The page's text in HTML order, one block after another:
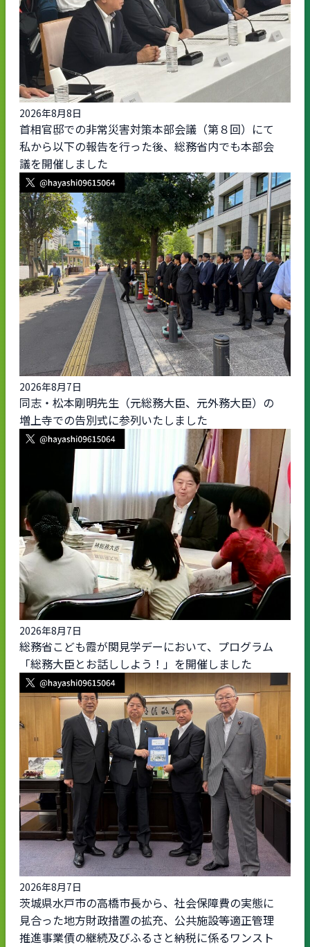
2026年8月8日
首相官邸での非常災害対策本部会議（第８回）にて
私から以下の報告を行った後、総務省内でも本部会
議を開催しました
2026年8月7日
同志・松本剛明先生（元総務大臣、元外務大臣）の
増上寺での告別式に参列いたしました
2026年8月7日
総務省こども霞が関見学デーにおいて、プログラム
「総務大臣とお話ししよう！」を開催しました
2026年8月7日
茨城県水戸市の高橋市長から、社会保障費の実態に
見合った地方財政措置の拡充、公共施設等適正管理
推進事業債の継続及びふるさと納税に係るワンスト